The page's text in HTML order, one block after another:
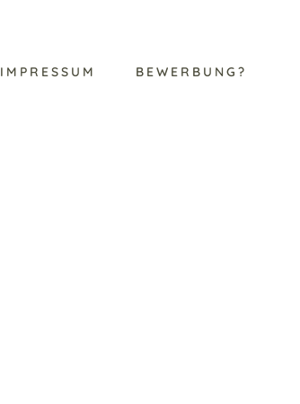
IMPRESSUM BEWERBUNG?